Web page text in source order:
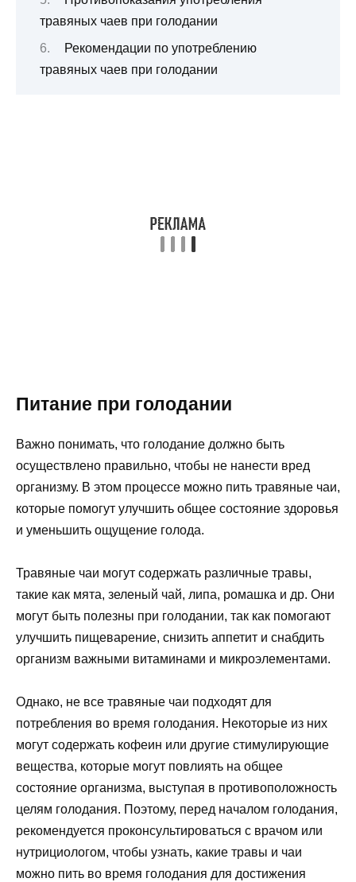
травяных чаев при голодании
Рекомендации по употреблению
травяных чаев при голодании
Питание при голодании
Важно понимать, что голодание должно быть
осуществлено правильно, чтобы не нанести вред
организму. В этом процессе можно пить травяные чаи,
которые помогут улучшить общее состояние здоровья
и уменьшить ощущение голода.
Травяные чаи могут содержать различные травы,
такие как мята, зеленый чай, липа, ромашка и др. Они
могут быть полезны при голодании, так как помогают
улучшить пищеварение, снизить аппетит и снабдить
организм важными витаминами и микроэлементами.
Однако, не все травяные чаи подходят для
потребления во время голодания. Некоторые из них
могут содержать кофеин или другие стимулирующие
вещества, которые могут повлиять на общее
состояние организма, выступая в противоположность
целям голодания. Поэтому, перед началом голодания,
рекомендуется проконсультироваться с врачом или
нутрициологом, чтобы узнать, какие травы и чаи
можно пить во время голодания для достижения